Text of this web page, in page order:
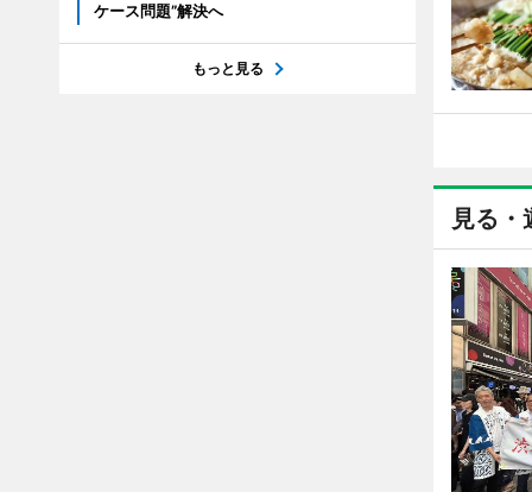
見る・
ケース問題”解決へ
もっと見る